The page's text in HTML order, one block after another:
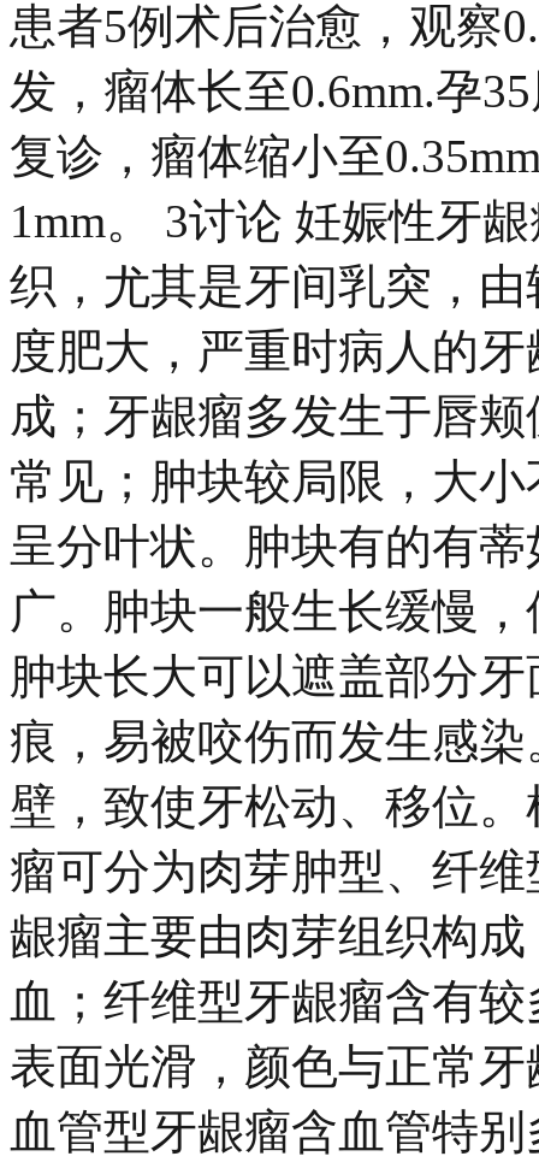
患者5例术后治愈，观察
发，瘤体长至0.6mm.孕
复诊，瘤体缩小至
1mm。 3讨论 妊娠性牙
织，尤其是牙间乳突，
度肥大，严重时病人的
成；牙龈瘤多发生于唇
常见；肿块较局限，大
呈分叶状。肿块有的有
广。肿块一般生长缓慢
肿块长大可以遮盖部分
痕，易被咬伤而发生感
壁，致使牙松动、移位
瘤可分为肉芽肿型、纤
龈瘤主要由肉芽组织构
血；纤维型牙龈瘤含有
表面光滑，颜色与正常
血管型牙龈瘤含血管特